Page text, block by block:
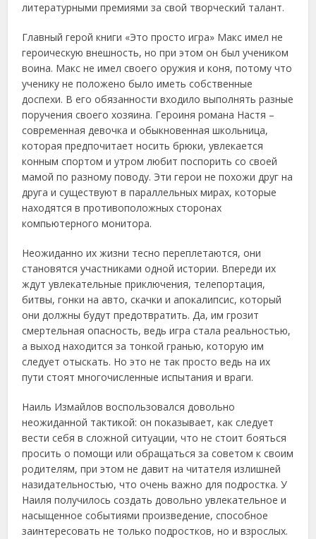
литературными премиями за свой творческий талант.
Главный герой книги «Это просто игра» Макс имел не
героическую внешность, но при этом он был учеником
воина. Макс не имел своего оружия и коня, потому что
ученику не положено было иметь собственные
доспехи. В его обязанности входило выполнять разные
поручения своего хозяина. Героиня романа Настя –
современная девочка и обыкновенная школьница,
которая предпочитает носить брюки, увлекается
конным спортом и утром любит поспорить со своей
мамой по разному поводу. Эти герои не похожи друг на
друга и существуют в параллельных мирах, которые
находятся в противоположных сторонах
компьютерного монитора.
Неожиданно их жизни тесно переплетаются, они
становятся участниками одной истории. Впереди их
ждут увлекательные приключения, телепортация,
битвы, гонки на авто, скачки и апокалипсис, который
они должны будут предотвратить. Да, им грозит
смертельная опасность, ведь игра стала реальностью,
а выход находится за тонкой гранью, которую им
следует отыскать. Но это не так просто ведь на их
пути стоят многочисленные испытания и враги.
Наиль Измайлов воспользовался довольно
неожиданной тактикой: он показывает, как следует
вести себя в сложной ситуации, что не стоит бояться
просить о помощи или обращаться за советом к своим
родителям, при этом не давит на читателя излишней
назидательностью, что очень важно для подростка. У
Наиля получилось создать довольно увлекательное и
насыщенное событиями произведение, способное
заинтересовать не только подростков, но и взрослых.